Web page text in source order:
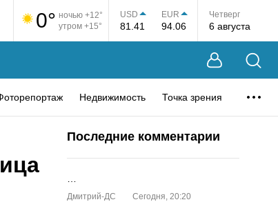
0° ночью +12°
утром +15°
USD
81.41
EUR
94.06
Четверг
6 августа
Недвижимость Точка зрения
Последние комментарии
Дмитрий-ДС Сегодня, 20:20